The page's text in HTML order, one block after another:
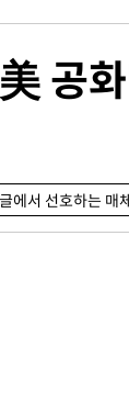
공
에서 선호하는 매